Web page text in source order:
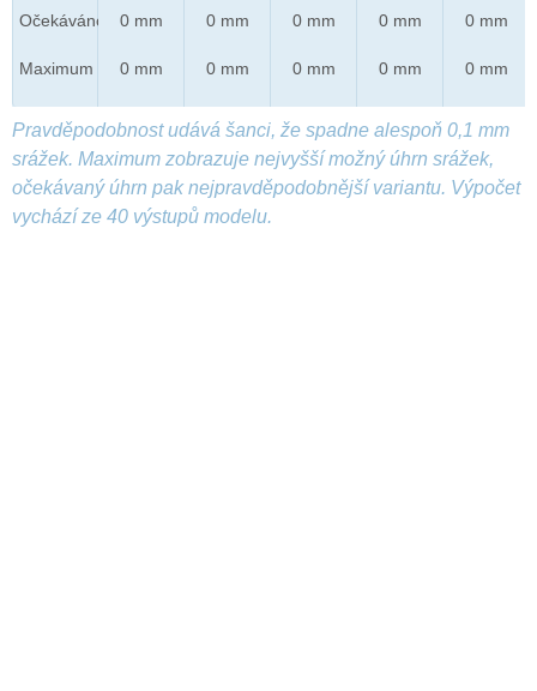
Očekáváno
Maximum
0 mm
0 mm
0 mm
0 mm
0 mm
0 mm
0 mm
0 mm
0 mm
0 mm
Pravděpodobnost udává šanci, že spadne alespoň 0,1 mm
srážek. Maximum zobrazuje nejvyšší možný úhrn srážek,
očekávaný úhrn pak nejpravděpodobnější variantu. Výpočet
vychází ze 40 výstupů modelu.